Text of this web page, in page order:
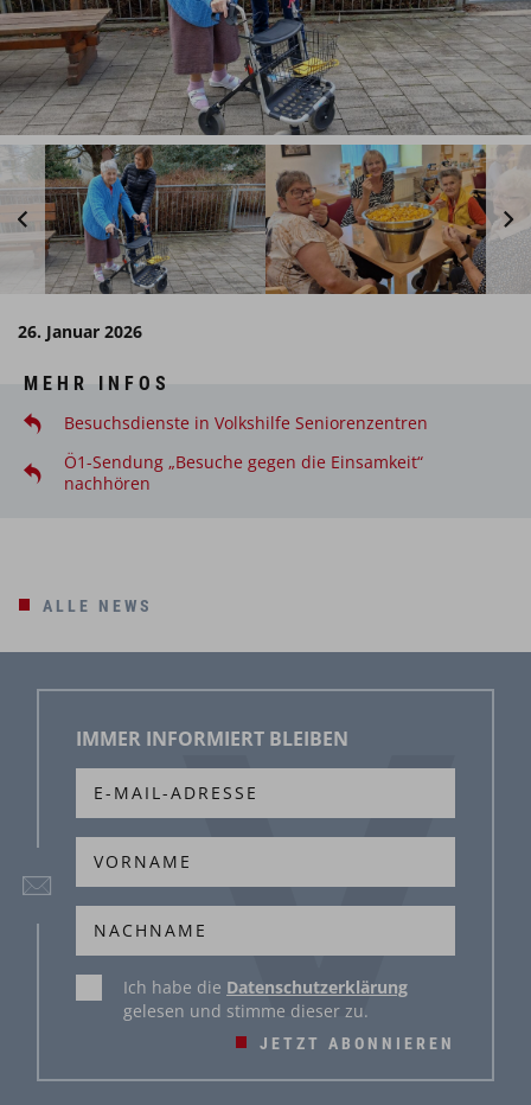
26. Januar 2026
MEHR INFOS
Besuchsdienste in Volkshilfe Seniorenzentren
Ö1-Sendung „Besuche gegen die Einsamkeit“
nachhören
ALLE NEWS
IMMER INFORMIERT BLEIBEN
JETZT ABONNIEREN
Ich habe die Datenschutzerklärung
gelesen und stimme dieser zu.